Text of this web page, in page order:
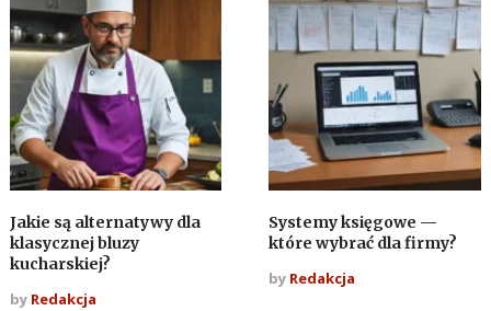
Jakie są alternatywy dla
klasycznej bluzy
kucharskiej?
by Redakcja
Systemy księgowe —
które wybrać dla firmy?
by Redakcja